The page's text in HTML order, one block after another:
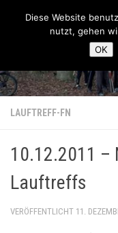
Zum Inhalt springen
Lauftreff-FN
LAUFTREFF-FN
10.12.2011 –
Lauftreffs
VERÖFFENTLICHT 11.
Diese Website
nutzt, gehen
OK